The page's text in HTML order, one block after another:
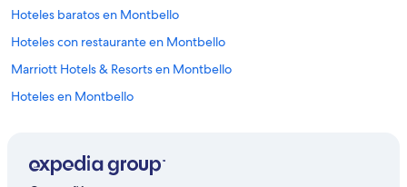
Hoteles baratos en Montbello
Hoteles con restaurante en Montbello
Marriott Hotels & Resorts en Montbello
Hoteles en Montbello
Hoteles 2 estrellas en Aurora